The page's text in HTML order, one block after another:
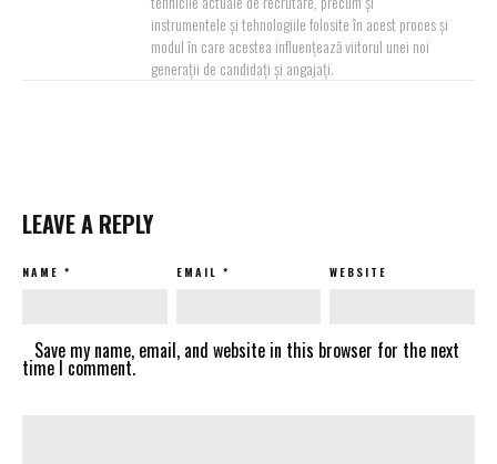
instrumentele și tehnologiile folosite în acest proces și
modul în care acestea influențează viitorul unei noi
generații de candidați și angajați.
LEAVE A REPLY
NAME * EMAIL * WEBSITE
Save my name, email, and website in this browser for the next
time I comment.